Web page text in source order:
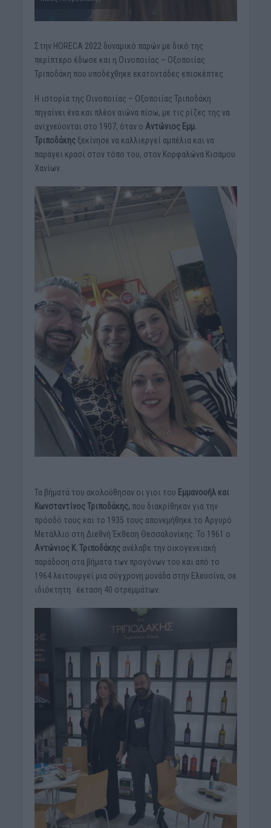
Στην HORECA 2022 δυναμικό παρών με δικό της
περίπτερο έδωσε και η Οινοποιίας – Οξοποιίας
Τριποδάκη που υποδέχθηκε εκατοντάδες επισκέπτες.
Η ιστορία της Οινοποιίας – Οξοποιίας Τριποδάκη
πηγαίνει ένα και πλέον αιώνα πίσω, με τις ρίζες της να
ανιχνεύονται στο 1907, όταν ο Αντώνιος Εμμ.
Τριποδάκης ξεκίνησε να καλλιεργεί αμπέλια και να
παράγει κρασί στον τόπο του, στον Κορφαλώνα Κισάμου
Χανίων.
Τα βήματά του ακολούθησαν οι γιοι του Εμμανουήλ και
Κωνσταντίνος Τριποδάκης, που διακρίθηκαν για την
πρόοδό τους και το 1935 τους απονεμήθηκε το Αργυρό
Μετάλλιο στη Διεθνή Έκθεση Θεσσαλονίκης. Το 1961 ο
Αντώνιος Κ. Τριποδάκηςανέλαβε την οικογενειακή
παράδοση στα βήματα των προγόνων του και από το
1964 λειτουργεί μια σύγχρονη μονάδα στην Ελευσίνα, σε
ιδιόκτητη έκταση 40 στρεμμάτων.